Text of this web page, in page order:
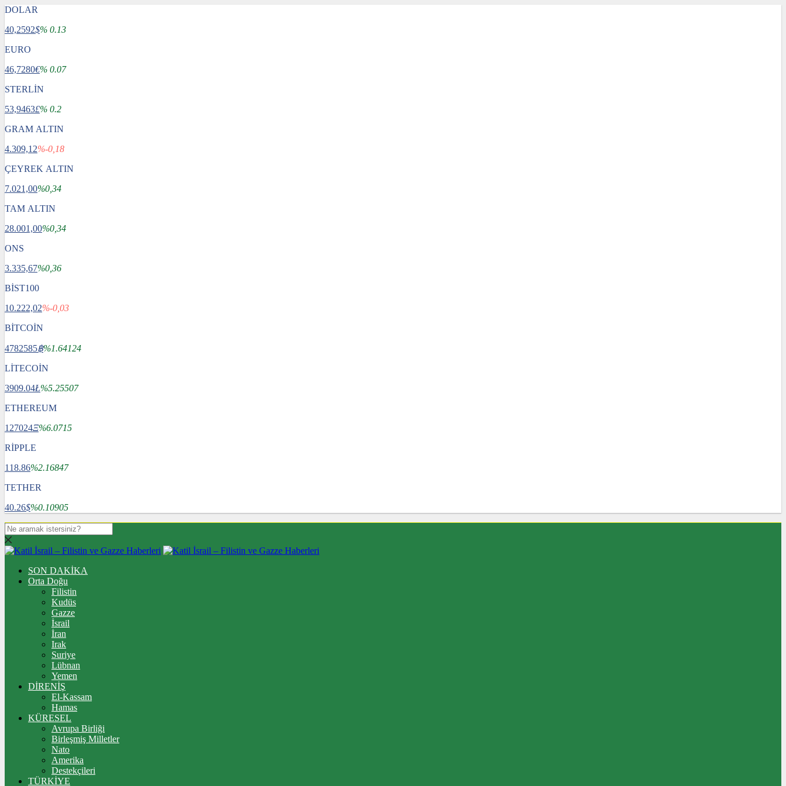
DOLAR
40,2592$% 0.13
EURO
46,7280€% 0.07
STERLİN
53,9463£% 0.2
GRAM ALTIN
4.309,12%-0,18
ÇEYREK ALTIN
7.021,00%0,34
TAM ALTIN
28.001,00%0,34
ONS
3.335,67%0,36
BİST100
10.222,02%-0,03
BİTCOİN
4782585฿%1.64124
LİTECOİN
3909.04Ł%5.25507
ETHEREUM
127024Ξ%6.0715
RİPPLE
118.86%2.16847
TETHER
40.26$%0.10905
SON DAKİKA
Orta Doğu
Filistin
Kudüs
Gazze
İsrail
İran
Irak
Suriye
Lübnan
Yemen
DİRENİŞ
El-Kassam
Hamas
KÜRESEL
Avrupa Birliği
Birleşmiş Milletler
Nato
Amerika
Destekçileri
TÜRKİYE